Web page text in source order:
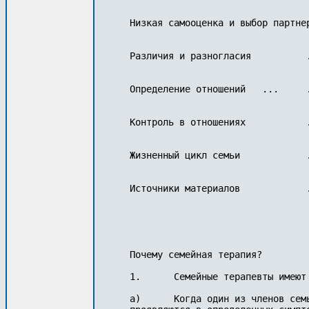
Низкая самооценка и выбор партнера	...	...	...	...
Различия и разногласия		...	...	...	...	...	...	...	11
Определение отношений	...	...	...	...	...	...	...	20
Контроль в отношениях		...	...	...	...	...	...	...	22
Жизненный цикл семьи		...	...	...	...	...	...	...	26
Источники материалов		...	...	...	...	...	...	...	46
Почему семейная терапия?
1.	Семейные терапевты имеют дело с семейными трудностями.
а)	Когда один из членов семьи (пациент) испытывает трудности, которые